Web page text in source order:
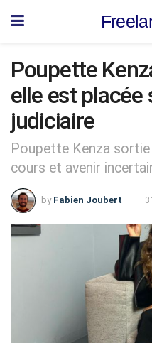
Poupette
elle est
judiciaire
Poupette Kenza
cours et avenir
by Fabien Joubert